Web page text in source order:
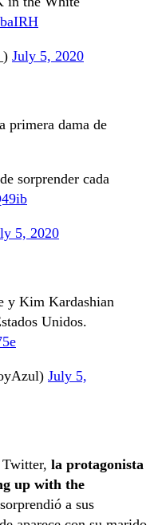
July 5, 2020
primera dama de
sorprender cada
5, 2020
y Kim Kardashian
Unidos.
July 5,
la protagonista
up with the
a sus